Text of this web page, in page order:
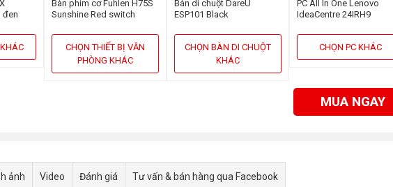
đen
Bàn phím cơ Fuhlen H75S
Sunshine Red switch
CHỌN THIẾT BỊ VĂN
PHÒNG KHÁC
Bàn di chuột DareU
ESP101 Black
CHỌN BÀN DI CHUỘT
KHÁC
PC All In One Lenovo
IdeaCentre 24IRH9
13620H | 16GB | 512GB |
23.8 inch FHD | Win11)
CHỌN PC KHÁC
MUA NGAY
ảnh Video Đánh giá Tư vấn & bán hàng qua Facebook